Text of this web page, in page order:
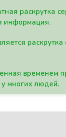
раскрутка
информация.
временем
многих людей.